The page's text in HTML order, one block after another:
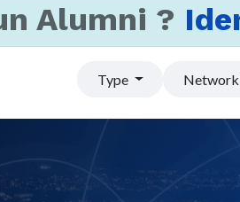
Alumni ?
Type